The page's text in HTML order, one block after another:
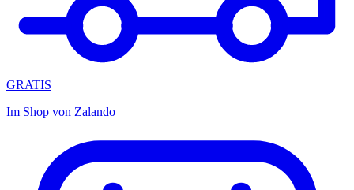
GRATIS
Im Shop von Zalando